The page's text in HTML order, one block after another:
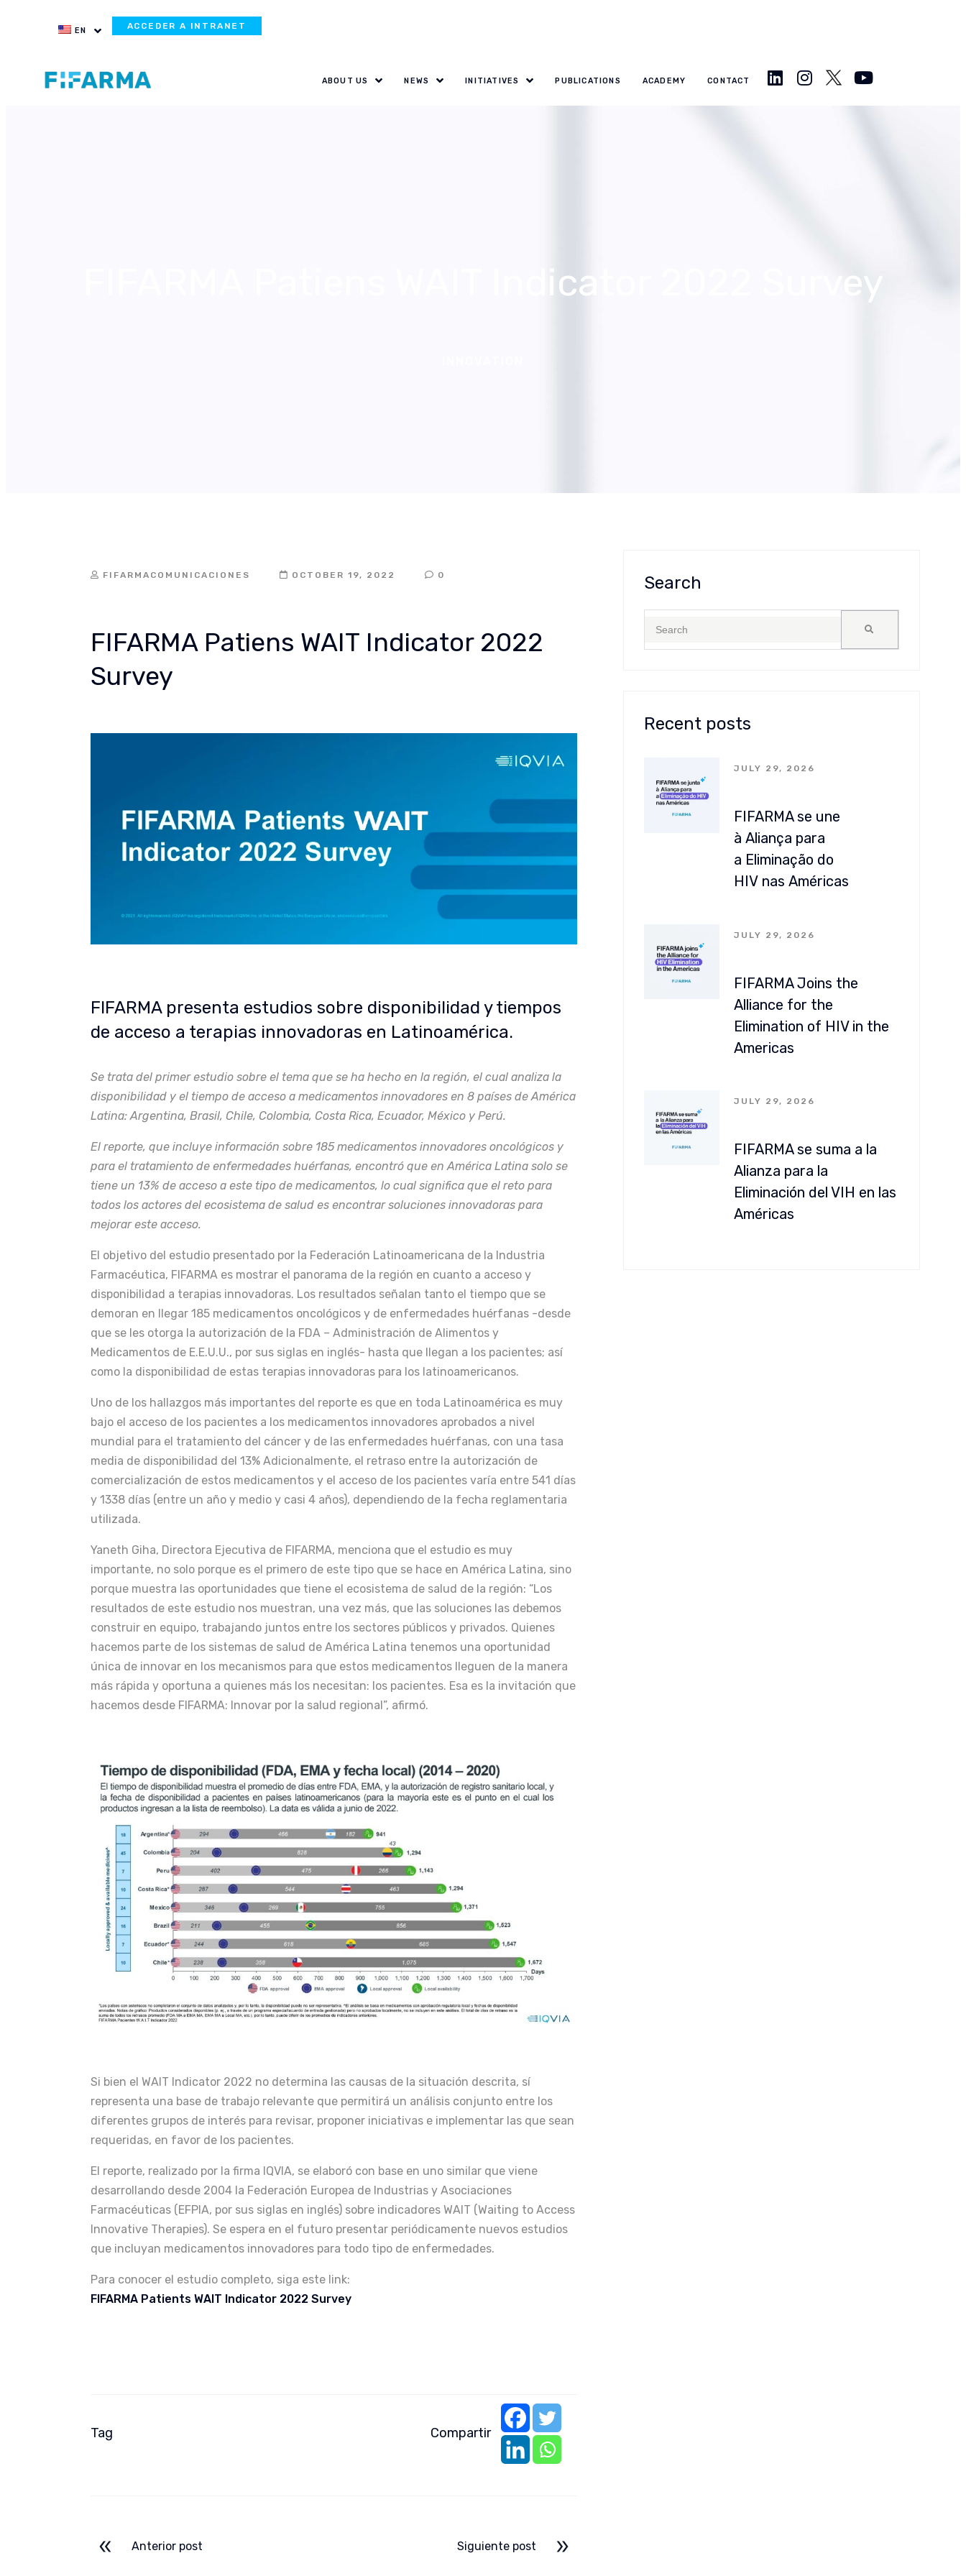
EN ACCEDER A INTRANET
ABOUT US NEWS INITIATIVES PUBLICATIONS ACADEMY CONTACT
FIFARMA Patiens WAIT Indicator 2022 Survey
FIFARMACOMUNICACIONES OCTOBER 19, 2022 0
FIFARMA Patiens WAIT Indicator 2022
Survey
FIFARMA presenta estudios sobre disponibilidad y tiempos
de acceso a terapias innovadoras en Latinoamérica.
Se trata del primer estudio sobre el tema que se ha hecho en la región, el cual analiza la
disponibilidad y el tiempo de acceso a medicamentos innovadores en 8 países de América
Latina: Argentina, Brasil, Chile, Colombia, Costa Rica, Ecuador, México y Perú.
El reporte, que incluye información sobre 185 medicamentos innovadores oncológicos y
para el tratamiento de enfermedades huérfanas, encontró que en América Latina solo se
tiene un 13% de acceso a este tipo de medicamentos, lo cual significa que el reto para
todos los actores del ecosistema de salud es encontrar soluciones innovadoras para
mejorar este acceso.
El objetivo del estudio presentado por la Federación Latinoamericana de la Industria
Farmacéutica, FIFARMA es mostrar el panorama de la región en cuanto a acceso y
disponibilidad a terapias innovadoras. Los resultados señalan tanto el tiempo que se
demoran en llegar 185 medicamentos oncológicos y de enfermedades huérfanas -desde
que se les otorga la autorización de la FDA – Administración de Alimentos y
Medicamentos de E.E.U.U., por sus siglas en inglés- hasta que llegan a los pacientes; así
como la disponibilidad de estas terapias innovadoras para los latinoamericanos.
Uno de los hallazgos más importantes del reporte es que en toda Latinoamérica es muy
bajo el acceso de los pacientes a los medicamentos innovadores aprobados a nivel
mundial para el tratamiento del cáncer y de las enfermedades huérfanas, con una tasa
media de disponibilidad del 13% Adicionalmente, el retraso entre la autorización de
comercialización de estos medicamentos y el acceso de los pacientes varía entre 541 días
y 1338 días (entre un año y medio y casi 4 años), dependiendo de la fecha reglamentaria
utilizada.
Yaneth Giha, Directora Ejecutiva de FIFARMA, menciona que el estudio es muy
importante, no solo porque es el primero de este tipo que se hace en América Latina, sino
porque muestra las oportunidades que tiene el ecosistema de salud de la región: “Los
resultados de este estudio nos muestran, una vez más, que las soluciones las debemos
construir en equipo, trabajando juntos entre los sectores públicos y privados. Quienes
hacemos parte de los sistemas de salud de América Latina tenemos una oportunidad
única de innovar en los mecanismos para que estos medicamentos lleguen de la manera
más rápida y oportuna a quienes más los necesitan: los pacientes. Esa es la invitación que
hacemos desde FIFARMA: Innovar por la salud regional”, afirmó.
Si bien el WAIT Indicator 2022 no determina las causas de la situación descrita, sí
representa una base de trabajo relevante que permitirá un análisis conjunto entre los
diferentes grupos de interés para revisar, proponer iniciativas e implementar las que sean
requeridas, en favor de los pacientes.
El reporte, realizado por la firma IQVIA, se elaboró con base en uno similar que viene
desarrollando desde 2004 la Federación Europea de Industrias y Asociaciones
Farmacéuticas (EFPIA, por sus siglas en inglés) sobre indicadores WAIT (Waiting to Access
Innovative Therapies). Se espera en el futuro presentar periódicamente nuevos estudios
que incluyan medicamentos innovadores para todo tipo de enfermedades.
Para conocer el estudio completo, siga este link:
FIFARMA Patients WAIT Indicator 2022 Survey
Tag Compartir
Anterior post Siguiente post
Search
Recent posts
JULY 29, 2026
FIFARMA se une
à Aliança para
a Eliminação do
HIV nas Américas
JULY 29, 2026
FIFARMA Joins the
Alliance for the
Elimination of HIV in the
Americas
JULY 29, 2026
FIFARMA se suma a la
Alianza para la
Eliminación del VIH en las
Américas